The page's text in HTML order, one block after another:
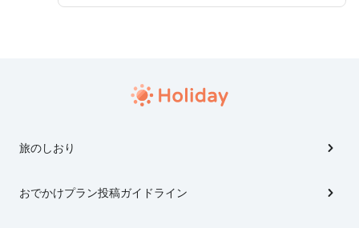
旅のしおり
おでかけプラン投稿ガイドライン